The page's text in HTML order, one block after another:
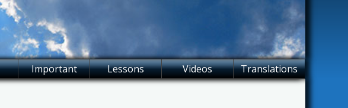
Important Lessons Videos Translations